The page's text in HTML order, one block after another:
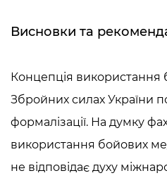
Висновки та
Концепція використання
Збройних силах України
формалізації. На думку
використання бойових
не відповідає духу